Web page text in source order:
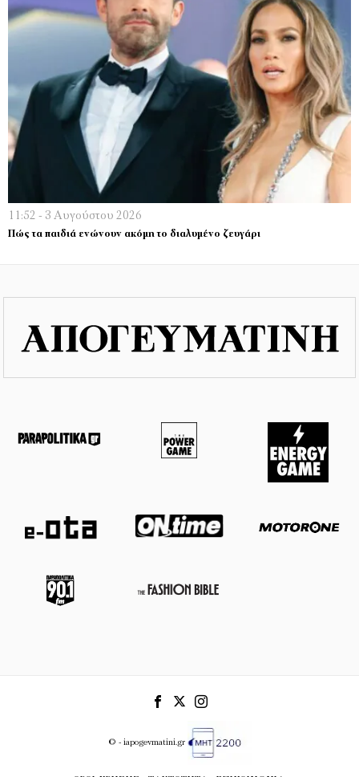
11:52 - 3 Αυγούστου 2026
Πώς τα παιδιά ενώνουν ακόμη το διαλυμένο ζευγάρι
© - iapogevmatini.gr